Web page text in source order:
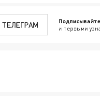
ТЕЛЕГРАМ и первыми